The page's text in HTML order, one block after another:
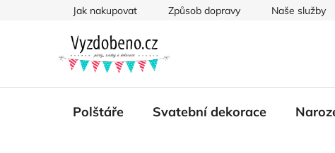
Jak nakupovat Způsob dopravy Naše služby
Polštáře Svatební dekorace